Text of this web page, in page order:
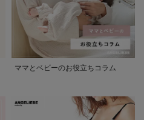
ママとベビーのお役立ちコラム